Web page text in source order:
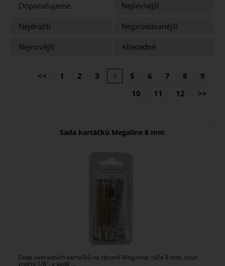
Doporučujeme.
Nejlevnější
Nejdražší
Nejprodávanější
Nejnovější
Abecedně
<< 1 2 3 4 5 6 7 8
9
10
11 12 >>
Sada kartáčků Megaline 8 mm
Sada náhradních kartáčků na zbraně Megaline, ráže 8 mm, závit
vnitřní 1/8", v sadě ...